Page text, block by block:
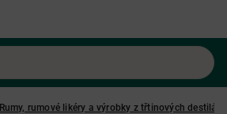
Rumy, rumové likéry a výrobky z třtinových destilátů